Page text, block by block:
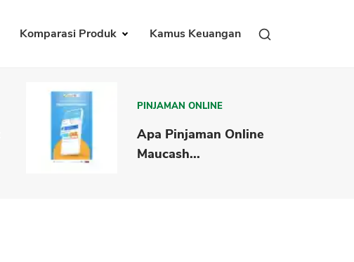
Komparasi Produk Kamus Keuangan
PINJAMAN ONLINE
Apa Pinjaman Online
Maucash...